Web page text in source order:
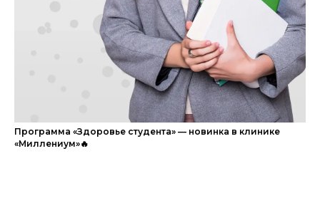
Программа «Здоровье студента» — новинка в клинике
«Миллениум»🔥